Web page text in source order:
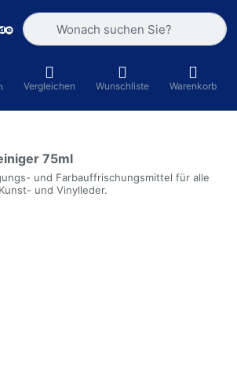
Geben Sie einen Suchbegriff ein.
Vergleichen Wunschliste Warenkorb
75ml
und Farbauffrischungsmittel für alle
und Vinylleder.